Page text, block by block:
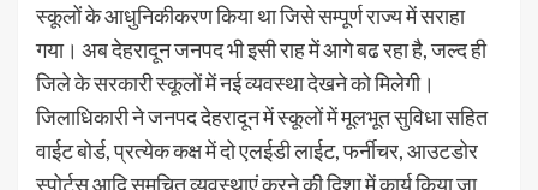
स्कूलों के आधुनिकीकरण किया था जिसे सम्पूर्ण राज्य में सराहा
गया। अब देहरादून जनपद भी इसी राह में आगे बढ रहा है, जल्द ही
जिले के सरकारी स्कूलों में नई व्यवस्था देखने को मिलेगी।
जिलाधिकारी ने जनपद देहरादून में स्कूलों में मूलभूत सुविधा सहित
वाईट बोर्ड, प्रत्येक कक्ष में दो एलईडी लाईट, फर्नीचर, आउटडोर
स्पोर्टस आदि समुचित व्यवस्थाएं करने की दिशा में कार्य किया जा